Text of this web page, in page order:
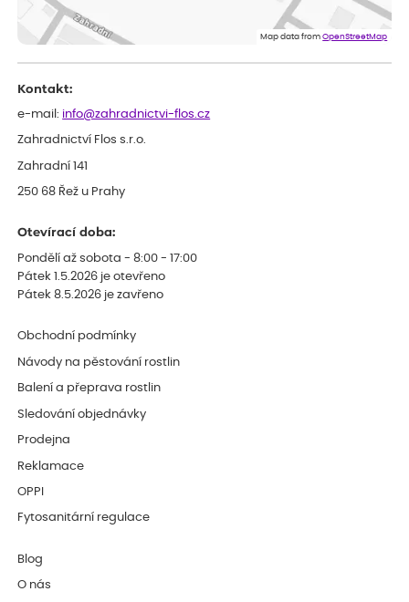
Eshop, objednání bylo v pořádku, žádný problém. Jen jsem byla
smutná z dodávky jedné kytky, která nebyla v nejlepší kondici a i
Map data fromOpenStreetMap
Kontakt:
e-mail: info@zahradnictvi-flos.cz
Zahradnictví Flos s.r.o.
Zahradní 141
250 68 Řež u Prahy
Otevírací doba:
Pondělí až sobota - 8:00 - 17:00
Pátek 1.5.2026 je otevřeno
Pátek 8.5.2026 je zavřeno
Obchodní podmínky
Návody na pěstování rostlin
Balení a přeprava rostlin
Sledování objednávky
Prodejna
Reklamace
OPPI
Fytosanitární regulace
Blog
O nás